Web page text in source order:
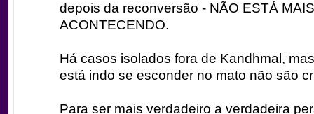
depois da reconversão - NÃO ESTÁ MAIS
ACONTECENDO.
Há casos isolados fora de Kandhmal,
está indo se esconder no mato não são
Para ser mais verdadeiro a verdadeira